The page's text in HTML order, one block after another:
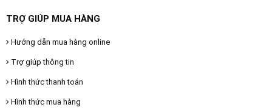
TRỢ GIÚP MUA HÀNG
Hướng dẫn mua hàng online
Trợ giúp thông tin
Hình thức thanh toán
Hình thức mua hàng